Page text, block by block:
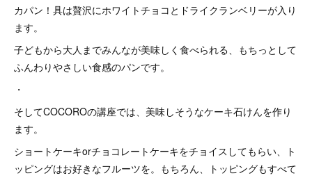
カパン！具は贅沢にホワイトチョコとドライクランベリーが入り
ます。
子どもから大人までみんなが美味しく食べられる、もちっとして
ふんわりやさしい食感のパンです。
・
そしてCOCOROの講座では、美味しそうなケーキ石けんを作り
ます。
ショートケーキorチョコレートケーキをチョイスしてもらい、ト
ッピングはお好きなフルーツを。もちろん、トッピングもすべて